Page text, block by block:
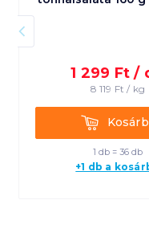
1 299 Ft /
8 119 Ft / kg
Kosárba
1 db = 36 db
+1 db a